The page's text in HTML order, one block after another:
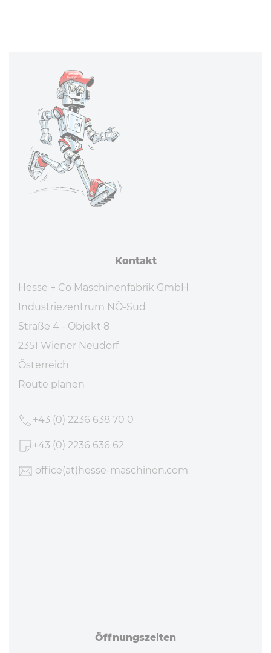
Kontakt
Hesse + Co Maschinenfabrik GmbH
Industriezentrum NÖ-Süd
Straße 4 - Objekt 8
2351 Wiener Neudorf
Österreich
Route planen
+43 (0) 2236 638 70 0
+43 (0) 2236 636 62
office(at)hesse-maschinen.com
Öff­nungs­zei­ten